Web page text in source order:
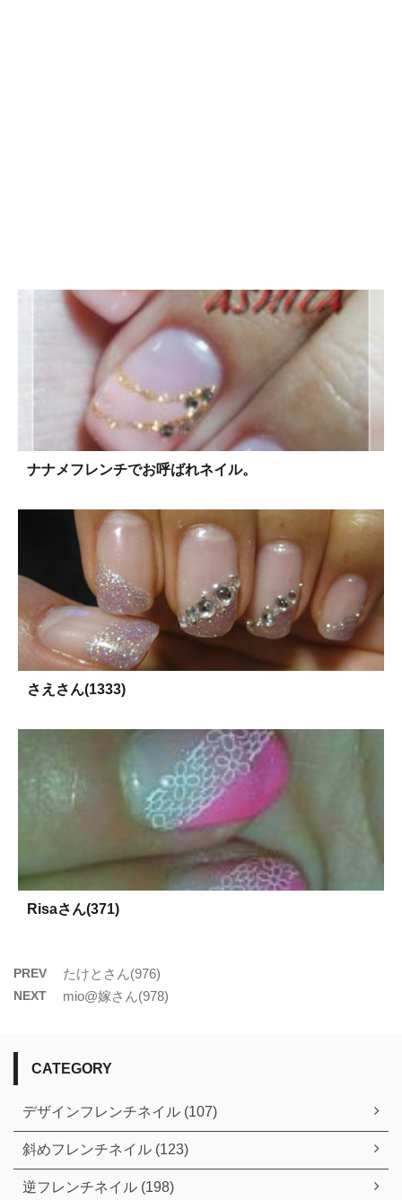
ナナメフレンチでお呼ばれネイル。
さえさん(1333)
Risaさん(371)
PREV たけとさん(976)
NEXT mio@嫁さん(978)
CATEGORY
デザインフレンチネイル (107)
斜めフレンチネイル (123)
逆フレンチネイル (198)